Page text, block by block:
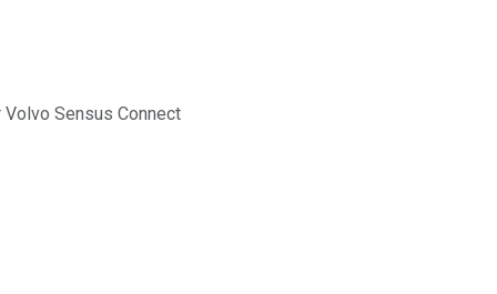
Sensus Connect